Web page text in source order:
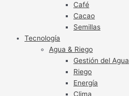
Café
Cacao
Semillas
Tecnología
Agua & Riego
Gestión del Agua
Riego
Energía
Clima